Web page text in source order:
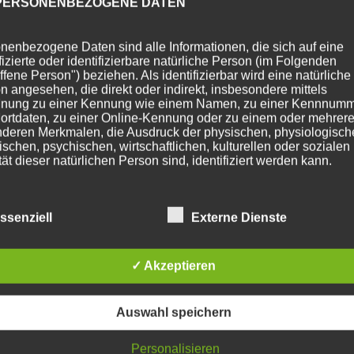
Daten sind alle Informationen, die sich auf eine
oder identifizierbare natürliche Person (im Folgenden
Person") beziehen. Als identifizierbar wird eine natürliche
angesehen, die direkt oder indirekt, insbesondere mittels
zu einer Kennung wie einem Namen, zu einer
zu einer Online-Kennung oder zu einem oder
Merkmalen, die Ausdruck der physischen,
psychischen, wirtschaftlichen, kulturellen oder sozialen
dieser natürlichen Person sind, identifiziert werden kann.
PERSON
deren personenbezogene Daten von dem für die Verarbeitung
verarbeitet werden.
Externe Dienste
✓ Akzeptieren
Auswahl speichern
Personalisieren